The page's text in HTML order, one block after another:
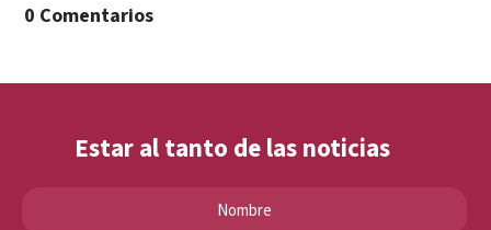
0 Comentarios
Estar al tanto de las noticias